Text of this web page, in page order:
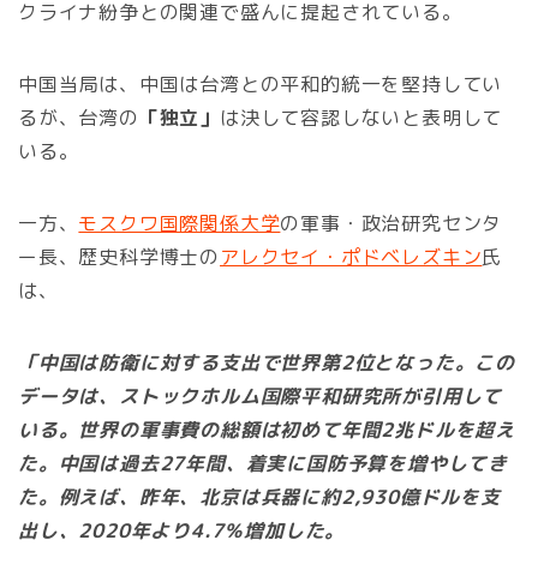
クライナ紛争との関連で盛んに提起されている。
中国当局は、中国は台湾との平和的統一を堅持してい
るが、台湾の 「独立」 は決して容認しないと表明して
いる。
一方、 モスクワ国際関係大学の軍事・政治研究センタ
ー長、歴史科学博士の アレクセイ・ポドベレズキン氏
は、
「中国は防衛に対する支出で世界第2位となった。この
データは、ストックホルム国際平和研究所が引用して
いる。世界の軍事費の総額は初めて年間2兆ドルを超え
た。中国は過去27年間、着実に国防予算を増やしてき
た。例えば、昨年、北京は兵器に約2,930億ドルを支
出し、2020年より4.7％増加した。